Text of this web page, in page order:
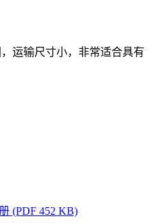
运输尺寸小，非常适合具有
(PDF 452 KB)